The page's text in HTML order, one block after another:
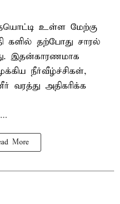
உள்ள மேற்கு
களில் தற்போது சாரல்
இதன்காரணமாக
நீர்வீழ்ச்சிகள்,
அதிகரிக்க
More